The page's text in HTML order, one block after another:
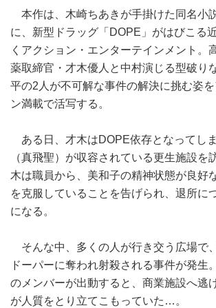
本作は、木崎ちあきが手掛けた同名小
に、新型ドラッグ「DOPE」がはびこる
くアクション・エンターテインメント。
薬取締官・才木優人と中村演じる型破り
平の2人が不可解な事件の解決に挑む姿
ン満載で活写する。
ある日、才木はDOPE依存となってし
（真飛聖）が収容されている更生施設を
木は職員から、美和子の精神状態が良好
を克服していることを告げられ、退所に
になる。
そんな中、多くの人が行き交う広場で
ドーパーに奪われ射殺される事件が発生
のメンバーが出動すると、商業施設へ逃
が人質をとり立てこもっていた…。